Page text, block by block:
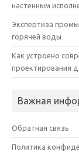
настенным
Экспертиза
горячей воды
Как устроено
проектирования
Важная
Обратная связь
Политика